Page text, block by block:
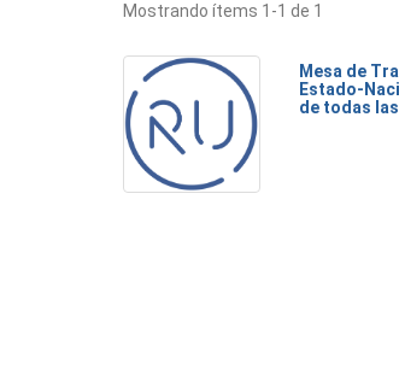
Mostrando ítems 1-1 de 1
Mesa de
Estado-
de todas